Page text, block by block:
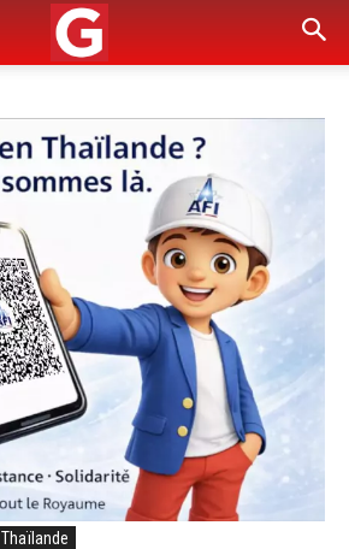
Thaïlande